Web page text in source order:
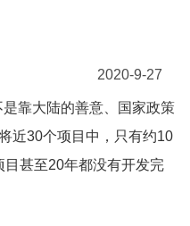
2020-9-27
靠大陆的善意、国家政策
近30个项目中，只有约10
甚至20年都没有开发完